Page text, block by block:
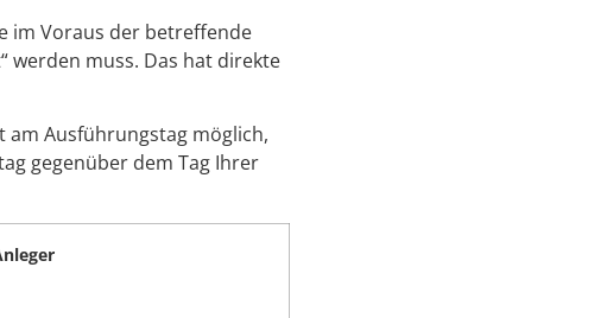
im Voraus der betreffende
werden muss. Das hat direkte
am Ausführungstag möglich,
gegenüber dem Tag Ihrer